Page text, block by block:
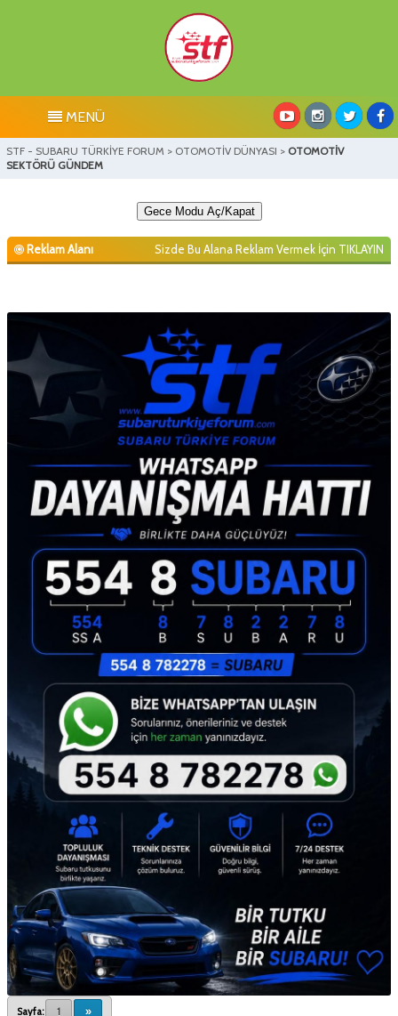
MENÜ
STF - SUBARU TÜRKİYE FORUM > OTOMOTİV DÜNYASI > OTOMOTİV
SEKTÖRÜ GÜNDEM
Gece Modu Aç/Kapat
Reklam Alanı Sizde Bu Alana Reklam Vermek İçin TIKLAYIN
Sayfa: 1 »